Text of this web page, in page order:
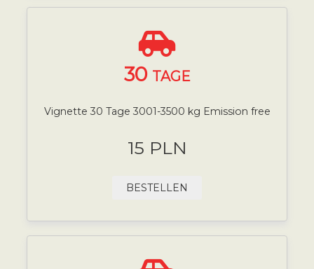
30 TAGE
Vignette 30 Tage 3001-3500 kg Emission free
15 PLN
BESTELLEN